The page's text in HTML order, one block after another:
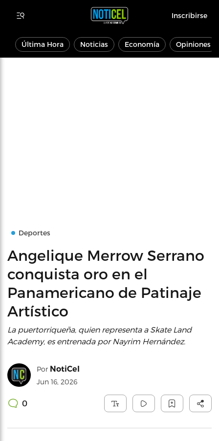
Inscribirse
Última Hora Noticias Economía Opiniones
Deportes
Angelique Merrow Serrano
conquista oro en el
Panamericano de Patinaje
Artístico
La puertorriqueña, quien representa a Skate Land
Academy, es entrenada por Nayrim Hernández.
Por NotiCel
Jun 16, 2026
0